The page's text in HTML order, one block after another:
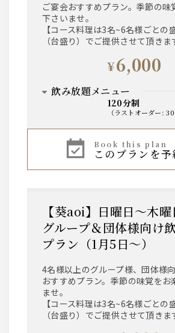
ご宴会おすすめプラン。季節の味
下さいませ。
【コース料理は3名~6名様ごとの
（台盛り）でご提供させて頂きま
¥6,000
飲み放題メニュー
120分制
（ ラストオーダー:
【ビール】
ザ・プレミアム・モルツ 中瓶
【サワー】
レモンサワー
トマトサワー
柚子サワー
梅酒サワー
【ワイン】
book this plan
このプランを
【葵aoi】日曜日～木曜日限定
グループ＆団体様向け
プラン（1月5日～）
4名様以上のグループ様、団体様
おすすめプラン。季節の味覚をお
ませ。
【コース料理は3名~6名様ごとの
（台盛り）でご提供させて頂きま